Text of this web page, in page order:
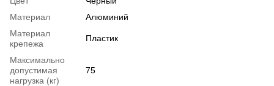
Материал
Алюминий
Материал
крепежа
Пластик
Максимально
допустимая
нагрузка (кг)
75